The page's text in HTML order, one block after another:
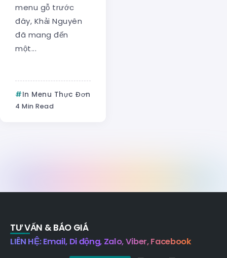
menu gỗ trước
đây, Khải Nguyên
đã mang đến
một...
In Menu Thực Đơn
4 Min Read
TƯ VẤN & BÁO GIÁ
LIÊN HỆ: Email, Di động, Zalo, Viber, Facebook